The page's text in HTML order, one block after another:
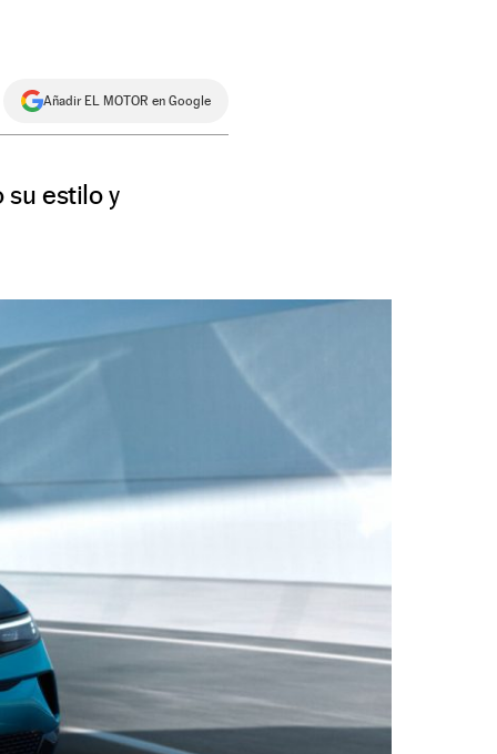
Añadir EL MOTOR en Google
su estilo y